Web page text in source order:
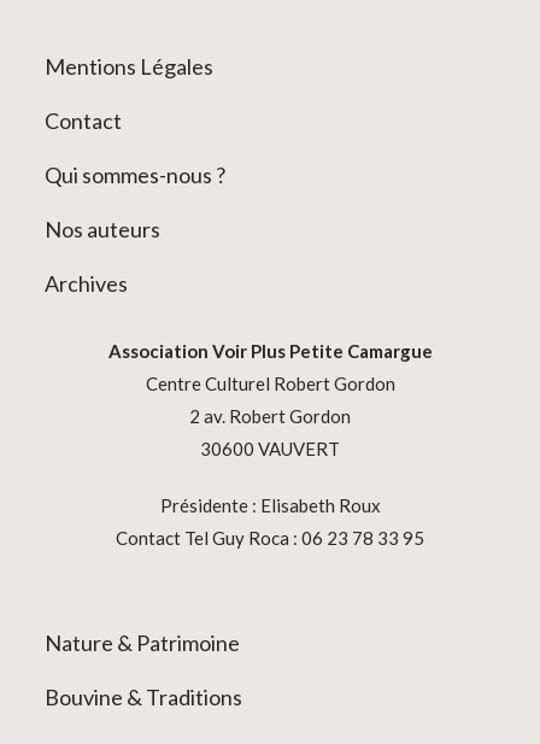
Mentions Légales
Contact
Qui sommes-nous ?
Nos auteurs
Archives
Association Voir Plus Petite Camargue
Centre Culturel Robert Gordon
2 av. Robert Gordon
30600 VAUVERT
Présidente : Elisabeth Roux
Contact Tel Guy Roca : 06 23 78 33 95
Nature & Patrimoine
Bouvine & Traditions